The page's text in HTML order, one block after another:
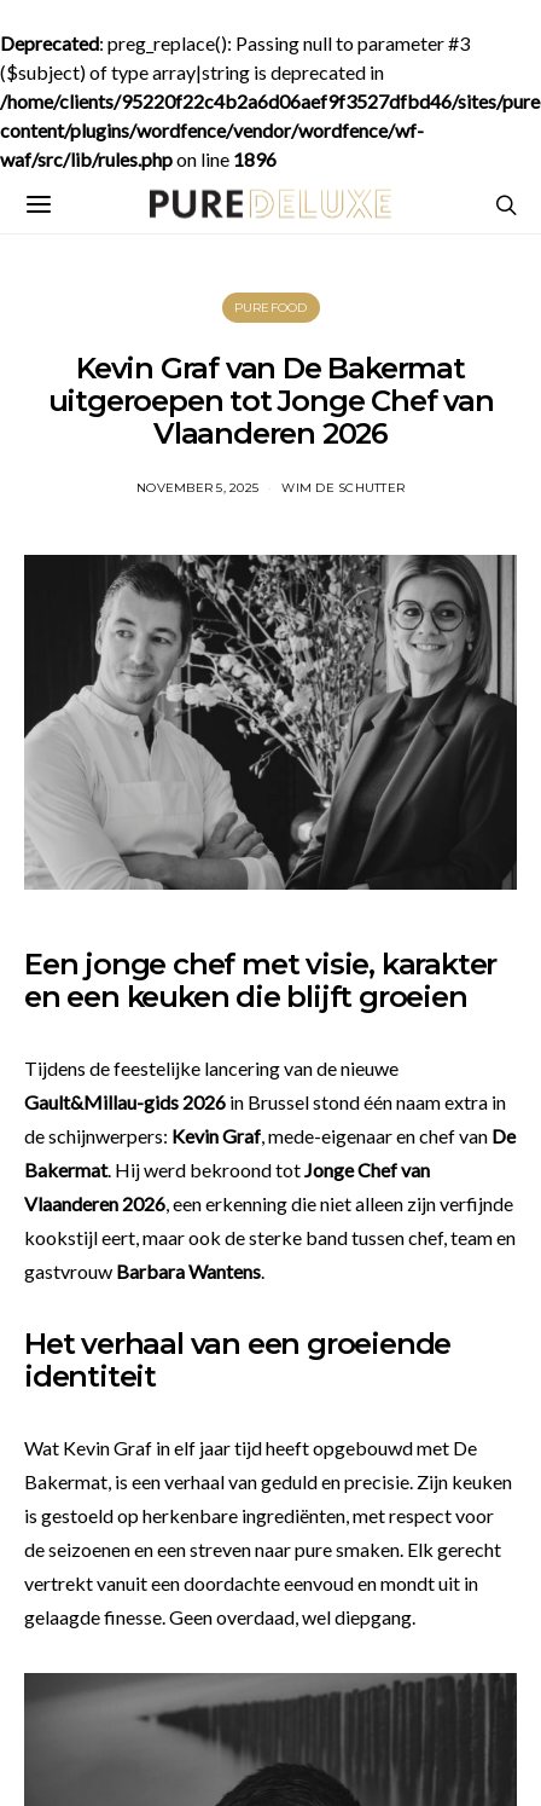
Deprecated: preg_replace(): Passing null to parameter #3
($subject) of type array|string is deprecated in
/home/clients/95220f22c4b2a6d06aef9f3527dfbd46/sites/
content/plugins/wordfence/vendor/wordfence/wf-
waf/src/lib/rules.phpon line 1896
PUREFOOD
Kevin Graf van De Bakermat
uitgeroepen tot Jonge Chef van
Vlaanderen 2026
NOVEMBER 5, 2025 WIM DE SCHUTTER
Een jonge chef met visie, karakter
en een keuken die blijft groeien
Tijdens de feestelijke lancering van de nieuwe
Gault&Millau-gids 2026 in Brussel stond één naam extra in
de schijnwerpers: Kevin Graf, mede-eigenaar en chef van De
Bakermat. Hij werd bekroond totJonge Chef van
Vlaanderen 2026, een erkenning die niet alleen zijn verfijnde
kookstijl eert, maar ook de sterke band tussen chef, team en
gastvrouw Barbara Wantens.
Het verhaal van een groeiende
identiteit
Wat Kevin Graf in elf jaar tijd heeft opgebouwd met De
Bakermat, is een verhaal van geduld en precisie. Zijn keuken
is gestoeld op herkenbare ingrediënten, met respect voor
de seizoenen en een streven naar pure smaken. Elk gerecht
vertrekt vanuit een doordachte eenvoud en mondt uit in
gelaagde finesse. Geen overdaad, wel diepgang.